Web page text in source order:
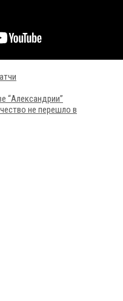
“Александрии”
не перешло в